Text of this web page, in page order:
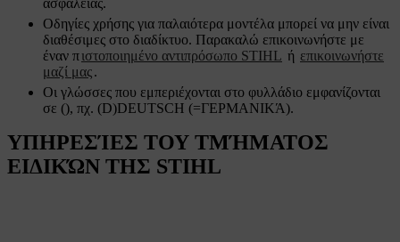
ασφαλείας.
Οδηγίες χρήσης για παλαιότερα μοντέλα μπορεί να μην είναι
διαθέσιμες στο διαδίκτυο. Παρακαλώ επικοινωνήστε με
έναν πιστοποιημένο αντιπρόσωπο STIHL ή επικοινωνήστε
μαζί μας.
Οι γλώσσες που εμπεριέχονται στο φυλλάδιο εμφανίζονται
σε (), πχ. (D)DEUTSCH (=ΓΕΡΜΑΝΙΚΆ).
ΥΠΗΡΕΣΊΕΣ ΤΟΥ ΤΜΉΜΑΤΟΣ
ΕΙΔΙΚΏΝ ΤΗΣ STIHL